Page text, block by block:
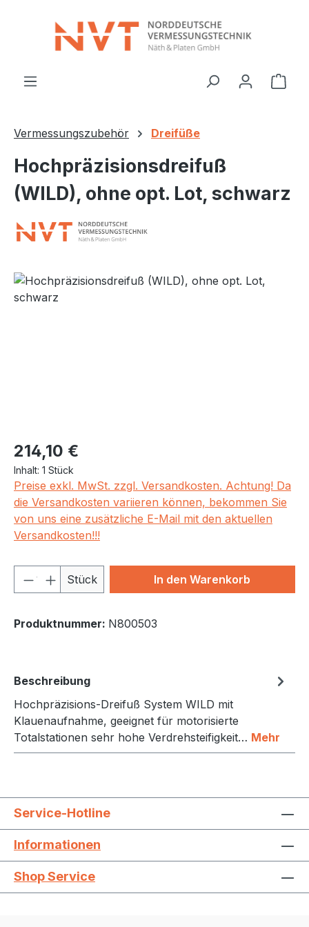
Vermessungszubehör Dreifüße
Hochpräzisionsdreifuß
(WILD), ohne opt. Lot, schwarz
Bildergalerie überspringen
Regulärer Preis:
214,10 €
Inhalt: 1 Stück
Preise exkl. MwSt. zzgl. Versandkosten. Achtung! Da
die Versandkosten variieren können, bekommen Sie
von uns eine zusätzliche E-Mail mit den aktuellen
Versandkosten!!!
Produkt Anzahl: Gib den
Stück In den Warenkorb
Produktnummer: N800503
Beschreibung
Hochpräzisions-Dreifuß System WILD mit
Klauenaufnahme, geeignet für motorisierte
Totalstationen sehr hohe Verdrehsteifigkeit… Mehr
Service-Hotline
Informationen
Shop Service